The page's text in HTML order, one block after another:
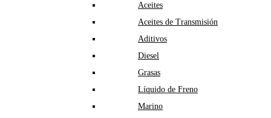
Aceites
Aceites de Transmisión
Aditivos
Diesel
Grasas
Líquido de Freno
Marino